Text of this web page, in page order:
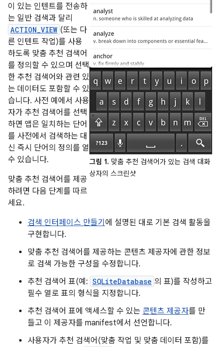
그림 1. 맞춤 추천 검색어가 있는 검색 대화
상자의 스크린샷
이 있는 인텐트를 전송하
는 일반 검색과 달리
ACTION_VIEW (또는 다
른 인텐트 작업)를 사용
하도록 맞춤 추천 검색어
를 정의할 수 있으며 선택
한 추천 검색어와 관련 있
는 데이터도 포함할 수 있
습니다. 사전 예에서 사용
자가 추천 검색어를 선택
하면 앱은 일치하는 단어
를 사전에서 검색하는 대
신 즉시 단어의 정의를 열
수 있습니다.
맞춤 추천 검색어를 제공
하려면 다음 단계를 따르
세요.
검색 인터페이스 만들기 에 설명된 대로 기본 검색 활동을
구현합니다.
맞춤 추천 검색어를 제공하는 콘텐츠 제공자에 관한 정보
로 검색 가능한 구성을 수정합니다.
추천 검색어 표(예: SQLiteDatabase 의 표)를 작성하고
필수 열로 표의 형식을 지정합니다.
추천 검색어 표에 액세스할 수 있는 콘텐츠 제공자를 만
들고 이 제공자를 manifest에서 선언합니다.
사용자가 추천 검색어(맞춤 작업 및 맞춤 데이터 포함)를